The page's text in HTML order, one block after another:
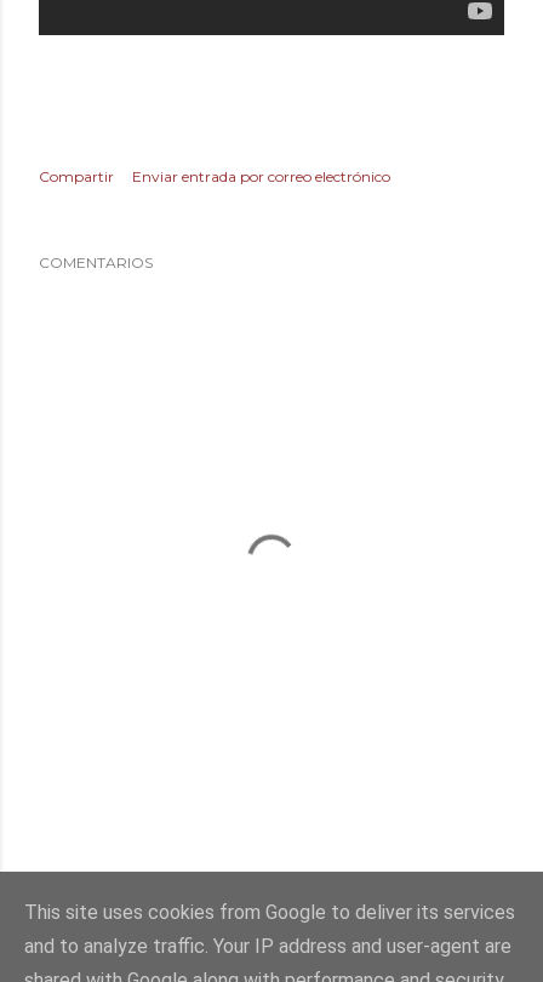
Compartir Enviar entrada por correo electrónico
COMENTARIOS
Con la tecnología de Blogger
This site uses cookies from Google to deliver its services
and to analyze traffic. Your IP address and user-agent are